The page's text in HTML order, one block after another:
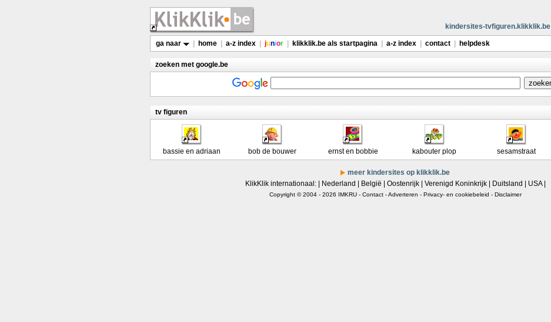
kindersites-tvfiguren.klikklik.be
ga naar home a-z index junior klikklik.be als startpagina a-z index contact helpdesk
zoeken met google.be
tv figuren
bassie en adriaan bob de bouwer ernst en bobbie kabouter plop sesamstraat
meer kindersites op klikklik.be
KlikKlik internationaal: |
Nederland België Oostenrijk| Verenigd Koninkrijk| Duitsland USA|
Copyright © 2004 - 2026 IMKRU- Contact-Adverteren - Privacy- en cookiebeleid - Disclaimer